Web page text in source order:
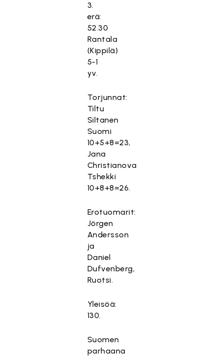
3.
erä:
52.30
Rantala
(Kippilä)
5-1
yv.
Torjunnat:
Tiltu
Siltanen
Suomi
10+5+8=23,
Jana
Christianova
Tshekki
10+8+8=26.
Erotuomarit:
Jörgen
Andersson
ja
Daniel
Dufvenberg,
Ruotsi.
Yleisöä:
130.
Suomen
parhaana